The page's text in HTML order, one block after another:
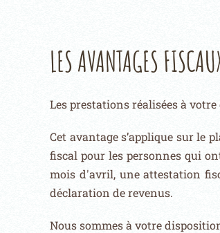
LES AVANTAGES
Les prestations réalisées à
Cet avantage s’applique sur le
fiscal pour les personnes qui
mois d'avril, une attestation
déclaration de revenus.
Nous sommes à votre